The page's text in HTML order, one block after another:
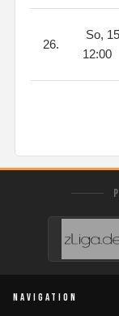
26.
So,
12:00
NAVIGATION